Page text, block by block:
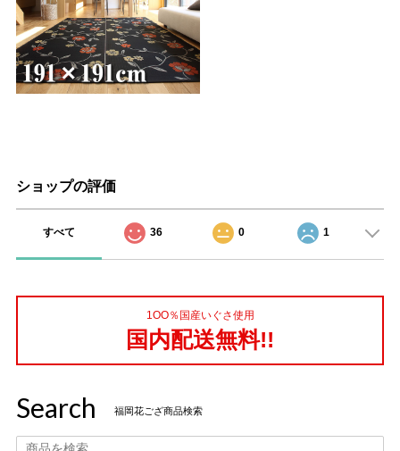
ショップの評価
すべて 36 0 1
1OO％国産いぐさ使用
国内配送無料!!
Search 福岡花ござ商品検索